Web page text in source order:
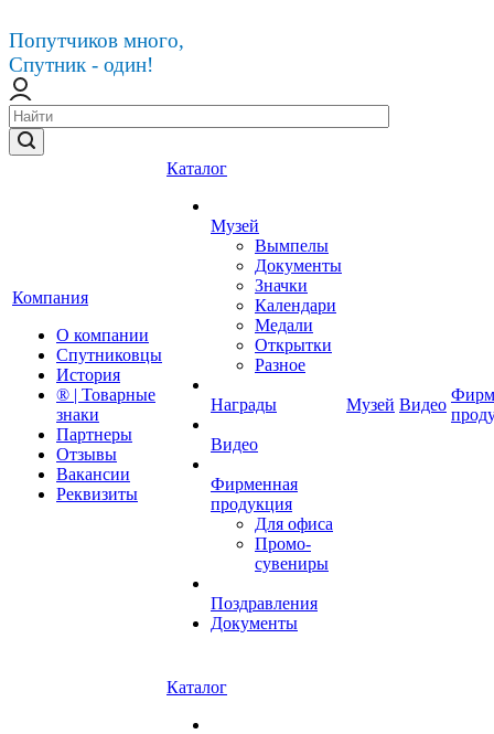
Попутчиков много,
Спутник - один!
Компания
О компании
Спутниковцы
История
® | Товарные
знаки
Партнеры
Отзывы
Вакансии
Реквизиты
Каталог
Музей
Вымпелы
Документы
Значки
Календари
Медали
Открытки
Разное
Награды
Видео
Фирменная
продукция
Для офиса
Промо-
сувениры
Поздравления
Документы
Музей Видео
Каталог